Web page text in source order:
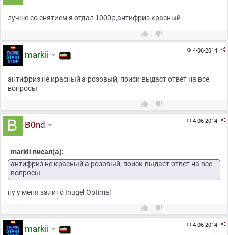
лучше со снятием,я отдал 1000р,антифриз красный
 
4-06-2014 
markii
антифриз не красный а розовый, поиск выдаст ответ на все
вопросы
 
4-06-2014 
B0nd
markii писал(а):
антифриз не красный а розовый, поиск выдаст ответ на все
вопросы
ну у меня залито Inugel Optimal
 
4-06-2014 
markii